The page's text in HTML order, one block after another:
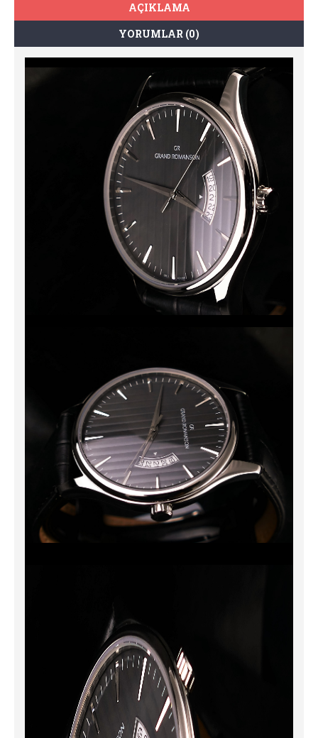
AÇIKLAMA
YORUMLAR (0)